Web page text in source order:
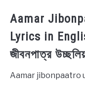
Aamar
Lyrics in
জীবনপাত্র
Aamar jibonpaatro